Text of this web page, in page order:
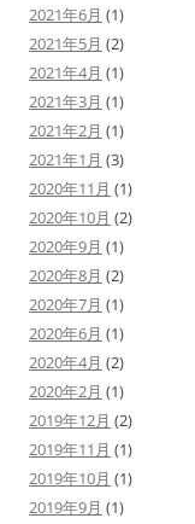
2021年6月 (1)
2021年5月 (2)
2021年4月 (1)
2021年3月 (1)
2021年2月 (1)
2021年1月 (3)
2020年11月 (1)
2020年10月 (2)
2020年9月 (1)
2020年8月 (2)
2020年7月 (1)
2020年6月 (1)
2020年4月 (2)
2020年2月 (1)
2019年12月 (2)
2019年11月 (1)
2019年10月 (1)
2019年9月 (1)